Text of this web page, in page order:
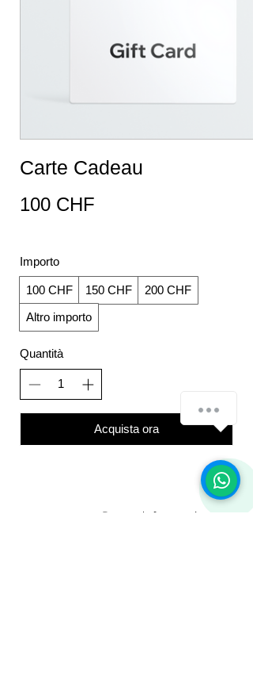
Carte Cadeau
100 CHF
Importo
100 CHF 150 CHF
200 CHF
Altro importo
Quantità
Acquista ora
Domande frequenti
1